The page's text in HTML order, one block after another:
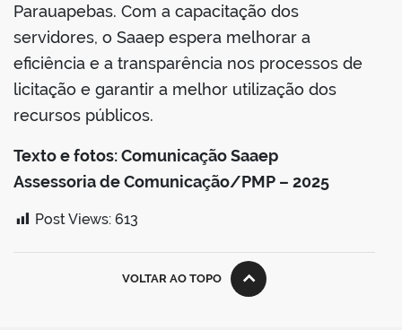
Parauapebas. Com a capacitação dos
servidores, o Saaep espera melhorar a
eficiência e a transparência nos processos de
licitação e garantir a melhor utilização dos
recursos públicos.
Texto e fotos: Comunicação Saaep
Assessoria de Comunicação/PMP – 2025
Post Views: 613
VOLTAR AO TOPO